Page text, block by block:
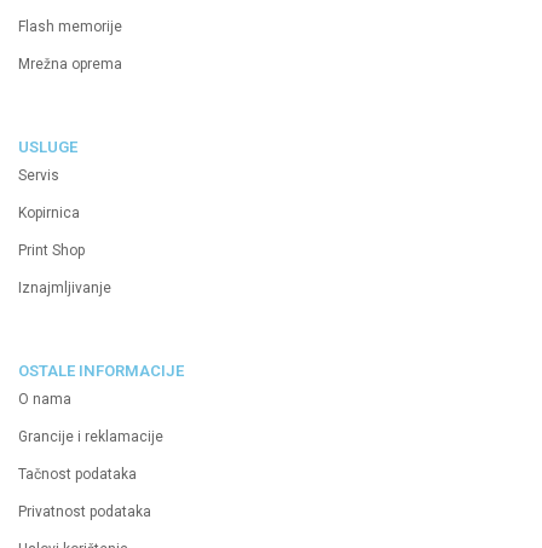
Flash memorije
Mrežna oprema
USLUGE
Servis
Kopirnica
Print Shop
Iznajmljivanje
OSTALE INFORMACIJE
O nama
Grancije i reklamacije
Tačnost podataka
Privatnost podataka